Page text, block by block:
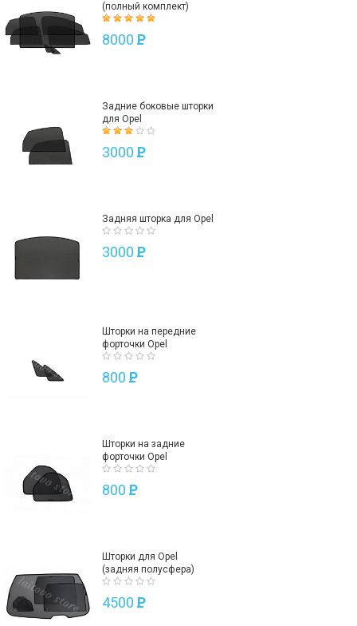
(полный комплект)
8000 P
Задние боковые шторки
для Opel
3000 P
Задняя шторка для Opel
3000 P
Шторки на передние
форточки Opel
800 P
Шторки на задние
форточки Opel
800 P
Шторки для Opel
(задняя полусфера)
4500 P